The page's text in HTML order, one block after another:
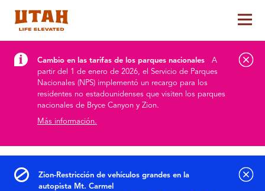
Cambio en las tarifas de los parques nacionales
A
partir del 1 de enero de 2026, el Servicio de Parques
Nacionales (NPS) implementó un recargo para los
residentes no estadounidenses que visiten los parques
nacionales de Bryce Canyon y Zion.
Más información.
Zion-Restricción de vehículos grandes en la
autopista Mt. Carmel